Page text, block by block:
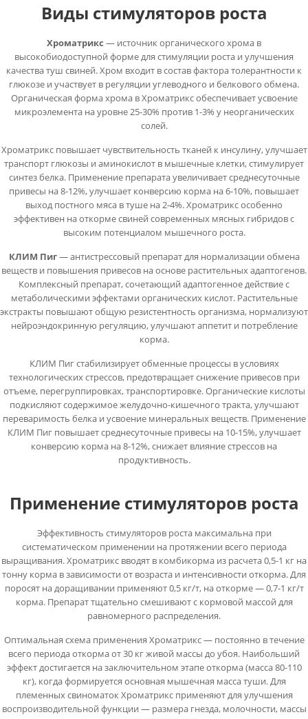
Виды стимуляторов роста
Хроматрикс — источник органического хрома в
высокобиодоступной форме для стимуляции роста и улучшения
качества туш свиней. Хром входит в состав фактора толерантности к
глюкозе и участвует в регуляции углеводного и белкового обмена.
Органическая форма хрома в Хроматрикс обеспечивает усвоение
микроэлемента на уровне 25-30% против 1-3% у неорганических
солей.
Хроматрикс повышает чувствительность тканей к инсулину, улучшает
транспорт глюкозы и аминокислот в мышечные клетки, стимулирует
синтез белка. Применение препарата увеличивает среднесуточные
привесы на 8-12%, улучшает конверсию корма на 6-10%, повышает
выход постного мяса в туше на 2-4%. Хроматрикс особенно
эффективен на откорме свиней современных мясных гибридов с
высоким потенциалом мышечного роста.
КЛИМ Пиг— антистрессовый препарат для нормализации обмена
веществ и повышения привесов на основе растительных адаптогенов.
Комплексный препарат, сочетающий адаптогенное действие с
метаболическими эффектами органических кислот. Растительные
экстракты повышают общую резистентность организма, нормализуют
нейроэндокринную регуляцию, улучшают аппетит и потребление
корма.
КЛИМ Пиг стабилизирует обменные процессы в условиях
технологических стрессов, предотвращает снижение привесов при
отъеме, перегруппировках, транспортировке. Органические кислоты
подкисляют содержимое желудочно-кишечного тракта, улучшают
переваримость белка и усвоение минеральных веществ. Применение
КЛИМ Пиг повышает среднесуточные привесы на 10-15%, улучшает
конверсию корма на 8-12%, снижает влияние стрессов на
продуктивность.
Применение стимуляторов роста
Эффективность стимуляторов роста максимальна при
систематическом применении на протяжении всего периода
выращивания. Хроматрикс вводят в комбикорма из расчета 0,5-1 кг на
тонну корма в зависимости от возраста и интенсивности откорма. Для
поросят на доращивании применяют 0,5 кг/т, на откорме — 0,7-1 кг/т
корма. Препарат тщательно смешивают с кормовой массой для
равномерного распределения.
Оптимальная схема применения Хроматрикс — постоянно в течение
всего периода откорма от 30 кг живой массы до убоя. Наибольший
эффект достигается на заключительном этапе откорма (масса 80-110
кг), когда формируется основная мышечная масса туши. Для
племенных свиноматок Хроматрикс применяют для улучшения
воспроизводительной функции — размера гнезда, молочности, массы